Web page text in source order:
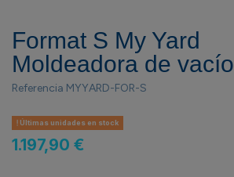
Format S My Yard
Moldeadora de vacío
Referencia MYYARD-FOR-S
Últimas unidades en stock
1.197,90 €